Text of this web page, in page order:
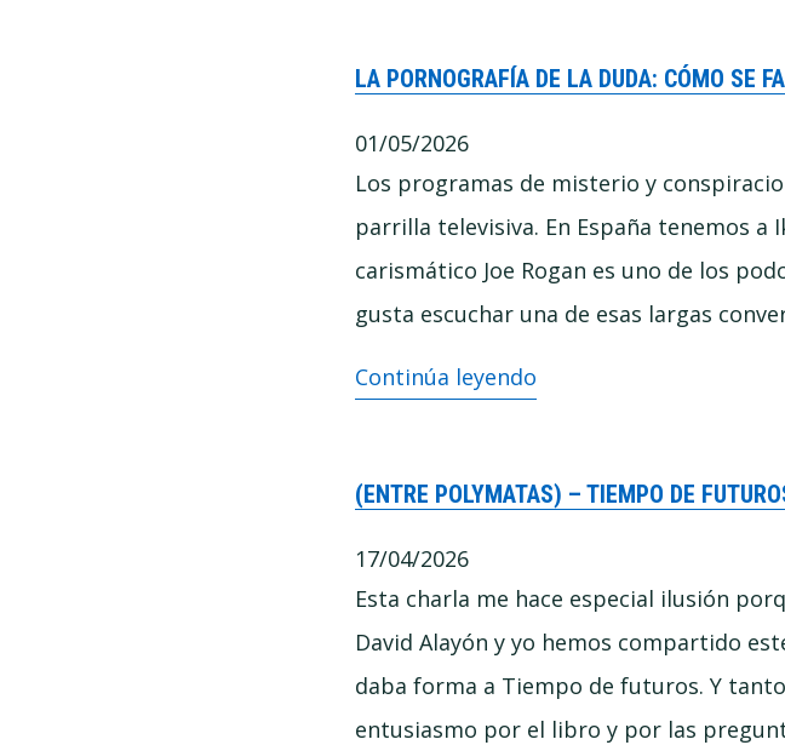
La
IA
y
el
riesgo
de
de
con
y
Marcos
Vázquez
LA PORNOGRAFÍA DE LA DUDA: CÓMO SE
01/05/2026
Los programas de misterio y
parrilla televisiva. En España tenemos a
carismático Joe Rogan es uno de los
gusta escuchar una de esas largas
Continúa leyendo
La
la
duda:
cómo
se
fabrican
las
(ENTRE POLYMATAS) – TIEMPO DE
17/04/2026
Esta charla me hace especial ilusión
David Alayón y yo hemos compartido
daba forma a Tiempo de futuros. Y
entusiasmo por el libro y por las